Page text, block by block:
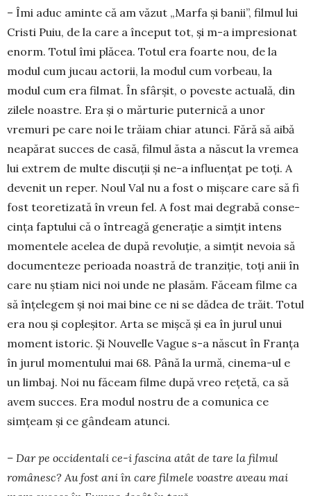
– Îmi aduc aminte că am văzut „Marfa și ba­nii”, filmul lui
Cristi Puiu, de la care a început tot, și m-a impresionat
enorm. Totul îmi plăcea. Totul era foarte nou, de la
modul cum jucau actorii, la mo­dul cum vorbeau, la
modul cum era filmat. În sfârșit, o poveste actuală, din
zilele noastre. Era și o mărturie puternică a unor
vremuri pe care noi le trăiam chiar atunci. Fără să aibă
neapărat succes de casă, filmul ăsta a născut la vremea
lui extrem de multe discuții și ne-a influențat pe toți. A
devenit un reper. Noul Val nu a fost o mișcare care să fi
fost teoretizată în vreun fel. A fost mai degrabă con­se­
cința faptului că o întreagă generație a simțit intens
momentele acelea de după revoluție, a simțit nevoia să
documenteze perioada noastră de tranziție, toți anii în
care nu știam nici noi unde ne plasăm. Fă­ceam filme ca
să înțelegem și noi mai bine ce ni se dădea de trăit. Totul
era nou și copleșitor. Arta se miș­că și ea în jurul unui
moment istoric. Și Nou­velle Vague s-a născut în Franța
în jurul mo­men­tului mai 68. Până la urmă, cinema-ul e
un limbaj. Noi nu făceam filme după vreo rețetă, ca să
avem succes. Era modul nostru de a comunica ce
simțeam și ce gândeam atunci.
– Dar pe occidentali ce-i fascina atât de tare la filmul
românesc? Au fost ani în care filmele voas­tre aveau mai